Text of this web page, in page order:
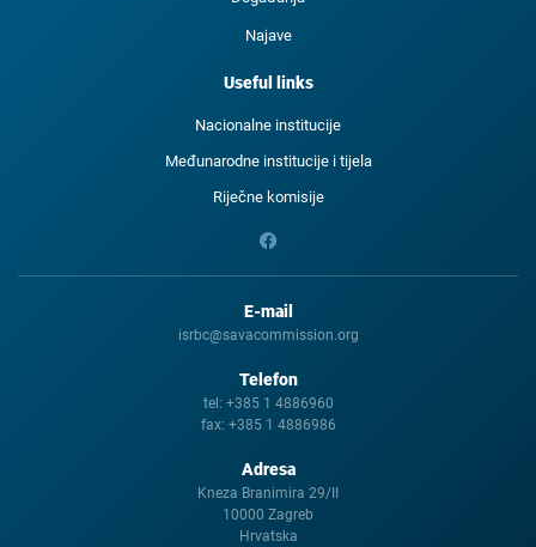
Najave
Useful links
Nacionalne institucije
Međunarodne institucije i tijela
Riječne komisije
E-mail
isrbc@savacommission.org
Telefon
tel: +385 1 4886960
fax: +385 1 4886986
Adresa
Kneza Branimira 29/II
10000 Zagreb
Hrvatska